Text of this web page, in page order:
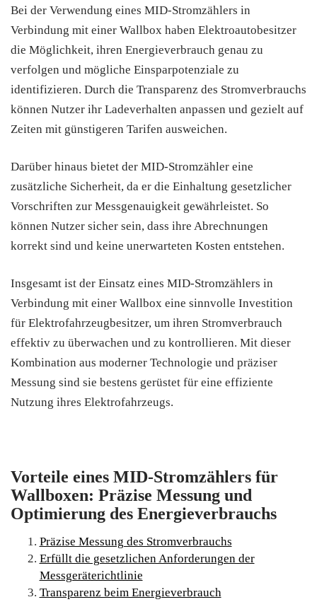
Bei der Verwendung eines MID-Stromzählers in
Verbindung mit einer Wallbox haben Elektroautobesitzer
die Möglichkeit, ihren Energieverbrauch genau zu
verfolgen und mögliche Einsparpotenziale zu
identifizieren. Durch die Transparenz des Stromverbrauchs
können Nutzer ihr Ladeverhalten anpassen und gezielt auf
Zeiten mit günstigeren Tarifen ausweichen.
Darüber hinaus bietet der MID-Stromzähler eine
zusätzliche Sicherheit, da er die Einhaltung gesetzlicher
Vorschriften zur Messgenauigkeit gewährleistet. So
können Nutzer sicher sein, dass ihre Abrechnungen
korrekt sind und keine unerwarteten Kosten entstehen.
Insgesamt ist der Einsatz eines MID-Stromzählers in
Verbindung mit einer Wallbox eine sinnvolle Investition
für Elektrofahrzeugbesitzer, um ihren Stromverbrauch
effektiv zu überwachen und zu kontrollieren. Mit dieser
Kombination aus moderner Technologie und präziser
Messung sind sie bestens gerüstet für eine effiziente
Nutzung ihres Elektrofahrzeugs.
Vorteile eines MID-Stromzählers für
Wallboxen: Präzise Messung und
Optimierung des Energieverbrauchs
Präzise Messung des Stromverbrauchs
Erfüllt die gesetzlichen Anforderungen der
Messgeräterichtlinie
Transparenz beim Energieverbrauch